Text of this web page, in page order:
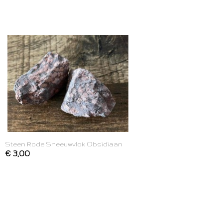
Steen Rode Sneeuwvlok Obsidiaan
€ 3,00